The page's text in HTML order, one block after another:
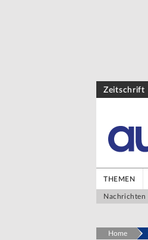
Zeitschrift
THEMEN
Nachrichten
Home